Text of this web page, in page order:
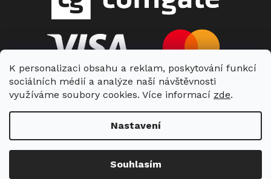
K personalizaci obsahu a reklam, poskytování funkcí
sociálních médií a analýze naší návštěvnosti
využíváme soubory cookies. Více informací zde.
Nastavení
Souhlasím
Vytvořil Shoptet| Nakódoval Shopcode
Copyright 2026Miele Center Vlášek. Všechna práva vyhrazena.